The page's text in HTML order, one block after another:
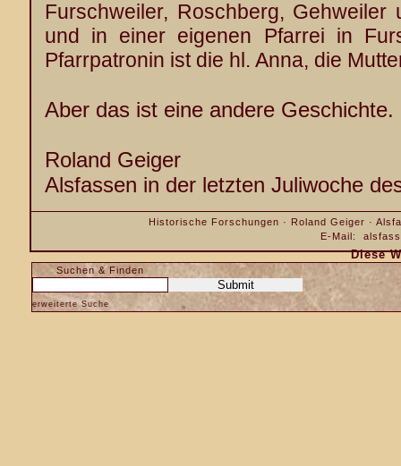
Furschweiler, Roschberg, Gehweiler
und in einer eigenen Pfarrei in
Pfarrpatronin ist die hl. Anna, die
Aber das ist eine andere Geschichte.
Roland Geiger
Alsfassen in der letzten Juliwoche
Historische Forschungen · Roland Geiger ·
E-Mail:
Diese
Suchen & Finden
erweiterte Suche